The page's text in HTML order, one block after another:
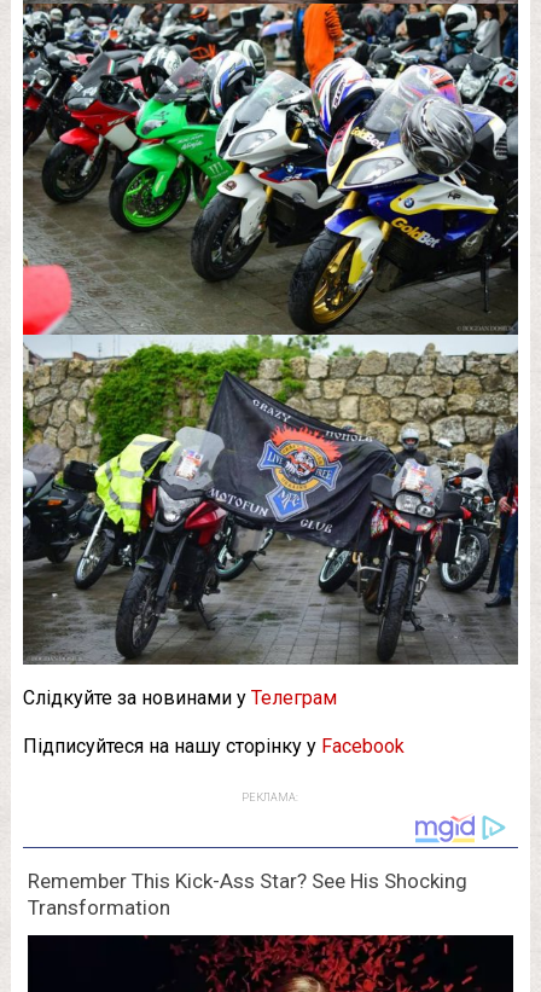
Слідкуйте за новинами у Телеграм
Підписуйтеся на нашу сторінку у Facebook
РЕКЛАМА: